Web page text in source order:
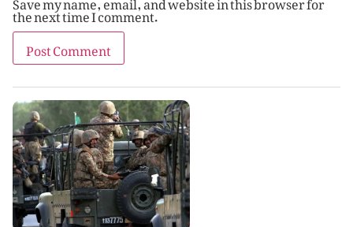
the next time I comment.